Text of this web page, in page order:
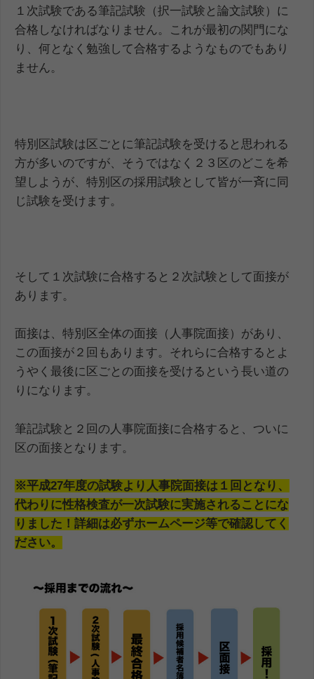
１次試験である筆記試験（択一試験と論文試験）に
合格しなければなりません。これが最初の関門にな
り、何となく勉強して合格するようなものでもあり
ません。
特別区試験は区ごとに筆記試験を受けると思われる
方が多いのですが、そうではなく２３区のどこを希
望しようが、特別区の採用試験として皆が一斉に同
じ試験を受けます。
そして１次試験に合格すると２次試験として面接が
あります。
面接は、特別区全体の面接（人事院面接）があり、
この面接が２回もあります。それらに合格するとよ
うやく最後に区ごとの面接を受けるという長い道の
りになります。
筆記試験と２回の人事院面接に合格すると、ついに
区の面接となります。
※平成27年度の試験より人事院面接は１回となり、
代わりに性格検査が一次試験に実施されることにな
りました！詳細は必ずホームページ等で確認してく
ださい。